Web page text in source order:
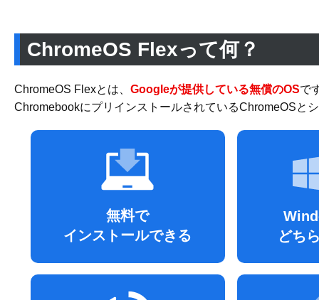
ChromeOS Flexって何？
ChromeOS Flexとは、 Googleが提供している無償のOSで
ChromebookにプリインストールされているChromeOSと
無料で
インストールできる
どち